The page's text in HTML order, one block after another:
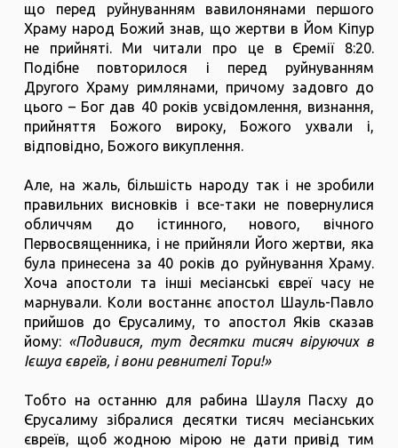
що перед руйнуванням вавилонянами першого
Храму народ Божий знав, що жертви в Йом Кіпур
не прийняті. Ми читали про це в Єремії 8:20.
Подібне повторилося і перед руйнуванням
Другого Храму римлянами, причому задовго до
цього – Бог дав 40 років усвідомлення, визнання,
прийняття Божого вироку, Божого ухвали і,
відповідно, Божого викуплення.
Але, на жаль, більшість народу так і не зробили
правильних висновків і все-таки не повернулися
обличчям до істинного, нового, вічного
Первосвященника, і не прийняли Його жертви, яка
була принесена за 40 років до руйнування Храму.
Хоча апостоли та інші месіанські євреї часу не
марнували. Коли востаннє апостол Шауль-Павло
прийшов до Єрусалиму, то апостол Яків сказав
йому: «Подивися, тут десятки тисяч віруючих в
Ієшуа євреїв, і вони ревнителі Тори!»
Тобто на останню для рабина Шауля Пасху до
Єрусалиму зібралися десятки тисяч месіанських
євреїв, щоб жодною мірою не дати привід тим